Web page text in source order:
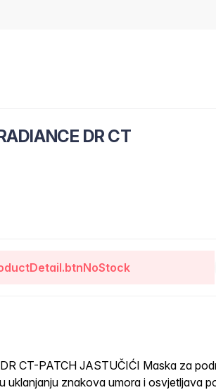
DR CT
CT-PATCH JASTUČIĆI Maska za
znakova umora i osvjetljava